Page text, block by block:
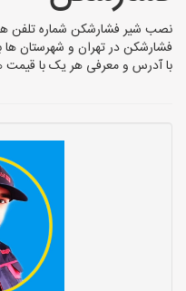
نصب شیر فشارشکن شماره تلفن
فشارشکن در تهران و شهرستان ها
با آدرس و معرفی هر یک با قیمت